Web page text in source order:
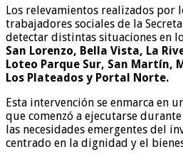
Los relevamientos realizados por
trabajadores sociales de la
detectar distintas situaciones en
San Lorenzo, Bella Vista, La
Loteo Parque Sur, San Martín,
Los Plateados y Portal Norte.
Esta intervención se enmarca en
que comenzó a ejecutarse
las necesidades emergentes del
centrado en la dignidad y el